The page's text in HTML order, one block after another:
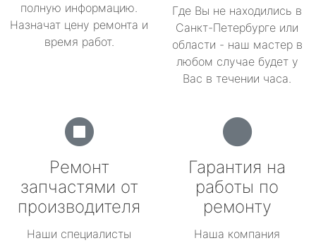
полную информацию.
Назначат цену ремонта и
время работ.
Где Вы не находились в
Санкт-Петербурге или
области - наш мастер в
любом случае будет у
Вас в течении часа.
Ремонт
запчастями от
производителя
Наши специалисты
Гарантия на
работы по
ремонту
Наша компания